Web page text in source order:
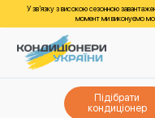
У зв’язку з високою сезонною
момент ми виконуємо
Підібрати
кондиціонер